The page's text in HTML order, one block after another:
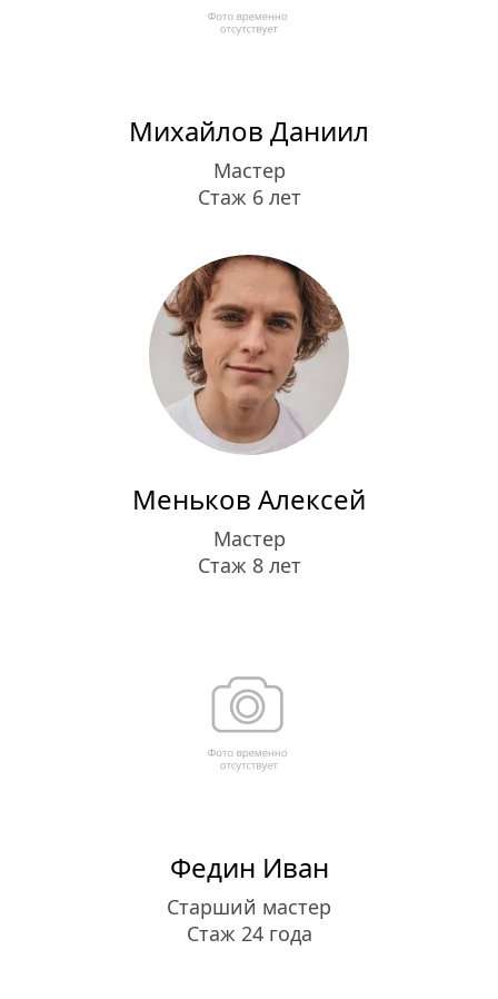
Михайлов Даниил
Мастер
Стаж 6 лет
Меньков Алексей
Мастер
Стаж 8 лет
Федин Иван
Старший мастер
Стаж 24 года